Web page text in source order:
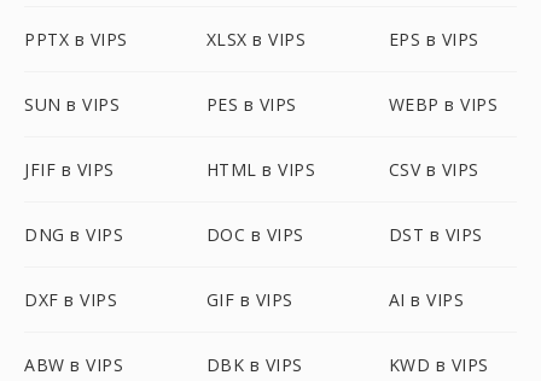
PPTX в VIPS XLSX в VIPS EPS в VIPS
SUN в VIPS PES в VIPS WEBP в VIPS
JFIF в VIPS HTML в VIPS CSV в VIPS
DNG в VIPS DOC в VIPS DST в VIPS
DXF в VIPS GIF в VIPS AI в VIPS
ABW в VIPS DBK в VIPS KWD в VIPS